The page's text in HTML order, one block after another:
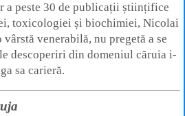
a peste 30 de publicații științifice
toxicologiei și biochimiei, Nicolai
venerabilă, nu pregetă a se
descoperiri din domeniul căruia i-
sa carieră.